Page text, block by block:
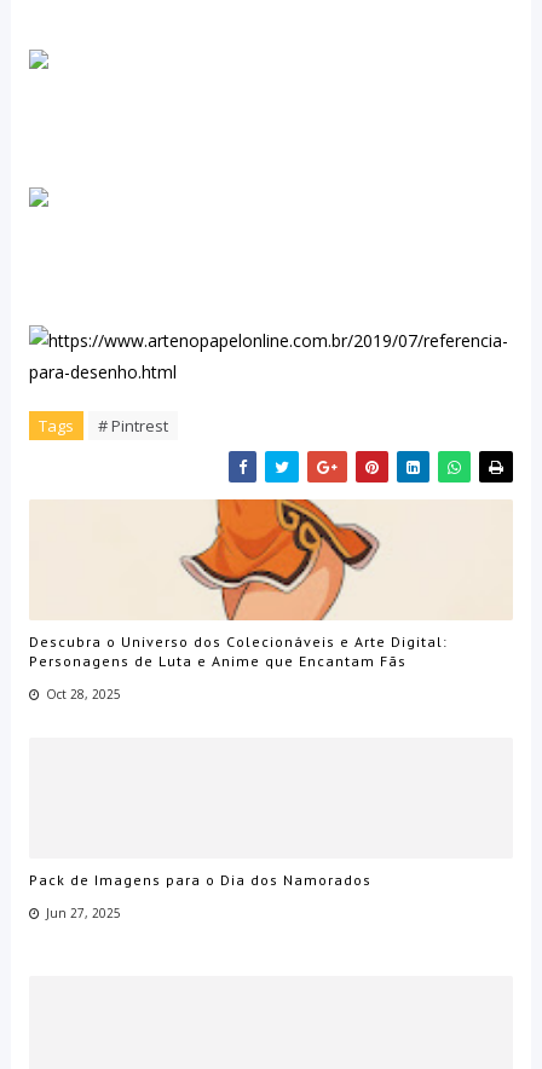
Tags # Pintrest
Descubra o Universo dos Colecionáveis e Arte Digital:
Personagens de Luta e Anime que Encantam Fãs
Oct 28, 2025
Pack de Imagens para o Dia dos Namorados
Jun 27, 2025